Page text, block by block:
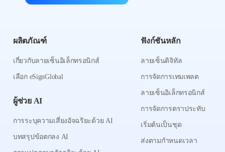
ผลิตภัณฑ์
เกี่ยวกับลายเซ็นอิเล็กทรอนิกส์
เลือก eSignGlobal
ผู้ช่วย AI
การระบุความเสี่ยงอัจฉริยะด้วย AI
บทสรุปข้อตกลง AI
ฟังก์ชันหลัก
ลายเซ็นดิจิทัล
การจัดการเทมเพลต
ลายเซ็นอิเล็กทรอนิกส์
การจัดการตราประทับ
เริ่มต้นเป็นชุด
ส่งตามกำหนดเวลา